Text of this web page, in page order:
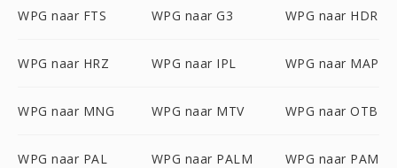
WPG naar FTS WPG naar G3 WPG naar HDR
WPG naar HRZ WPG naar IPL WPG naar MAP
WPG naar MNG WPG naar MTV WPG naar OTB
WPG naar PAL WPG naar PALM WPG naar PAM